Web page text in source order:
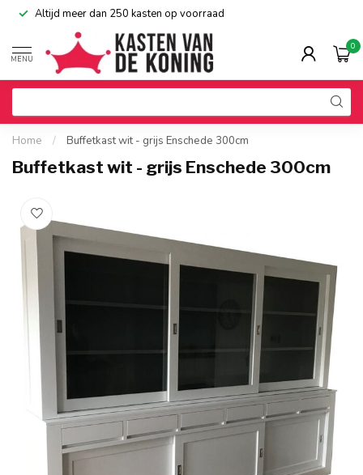
Altijd meer dan 250 kasten op voorraad
MENU
0
Home / Buffetkast wit - grijs Enschede 300cm
Buffetkast wit - grijs Enschede 300cm